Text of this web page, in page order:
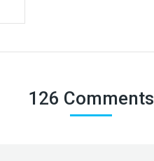
126 Comments